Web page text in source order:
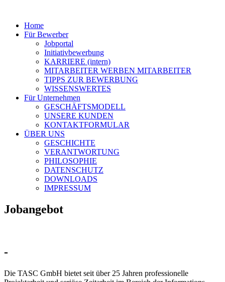
Home
Für Bewerber
Jobportal
Initiativbewerbung
KARRIERE (intern)
MITARBEITER WERBEN MITARBEITER
TIPPS ZUR BEWERBUNG
WISSENSWERTES
Für Unternehmen
GESCHÄFTSMODELL
UNSERE KUNDEN
KONTAKTFORMULAR
ÜBER UNS
GESCHICHTE
VERANTWORTUNG
PHILOSOPHIE
DATENSCHUTZ
DOWNLOADS
IMPRESSUM
Jobangebot
-
Die TASC GmbH bietet seit über 25 Jahren professionelle